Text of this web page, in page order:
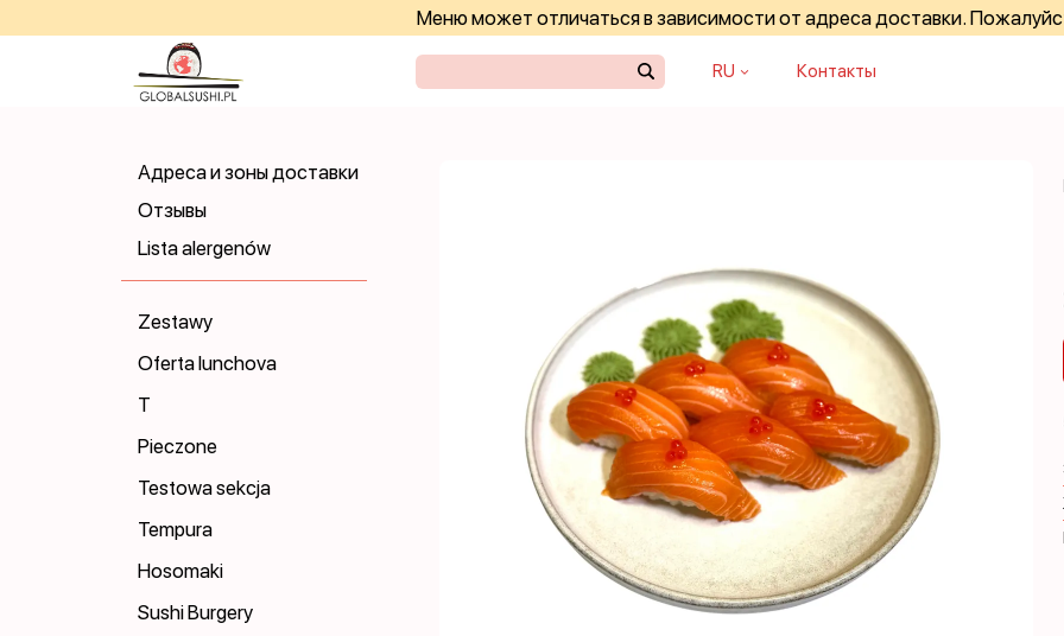
Меню может отличаться в зависимости от адреса доставки.
RU Контакты
Адреса и зоны доставки
Отзывы
Lista alergenów
Zestawy
Oferta lunchova
T
Pieczone
Testowa sekcja
Tempura
Hosomaki
Sushi Burgery